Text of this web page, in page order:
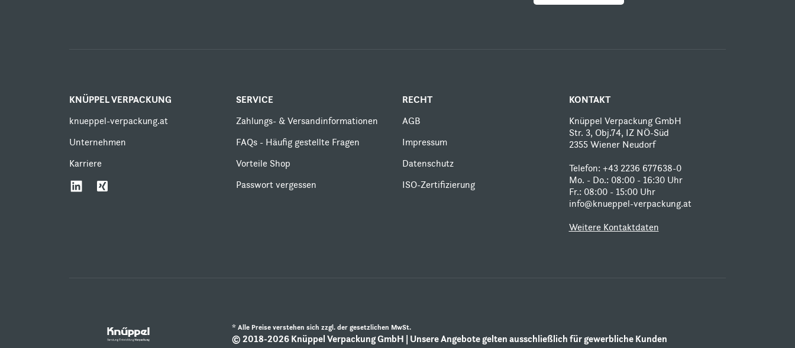
KNÜPPEL VERPACKUNG
knueppel-verpackung.at
Unternehmen
Karriere
SERVICE
Zahlungs- & Versandinformationen
FAQs - Häufig gestellte Fragen
Vorteile Shop
Passwort vergessen
RECHT
AGB
Impressum
Datenschutz
ISO-Zertifizierung
KONTAKT
Knüppel Verpackung GmbH
Str. 3, Obj.74, IZ NÖ-Süd
2355 Wiener Neudorf
Telefon: +43 2236 677638-0
Mo. - Do.: 08:00 - 16:30 Uhr
Fr.: 08:00 - 15:00 Uhr
info@knueppel-verpackung.at
Weitere Kontaktdaten
* Alle Preise verstehen sich zzgl. der gesetzlichen MwSt.
© 2018-2026 Knüppel Verpackung GmbH | Unsere Angebote gelten ausschließlich für gewerbliche Kunden